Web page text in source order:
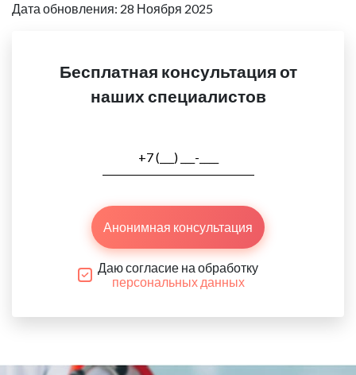
Дата обновления: 28 Ноября 2025
Бесплатная консультация от
наших специалистов
Анонимная консультация
Даю согласие на обработку
персональных данных